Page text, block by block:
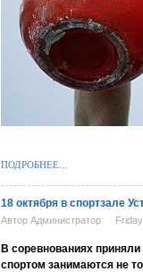
ПОДРОБНЕЕ...
18 октября в спортзале
Автор Администратор
В соревнованиях
спортом занимаются не